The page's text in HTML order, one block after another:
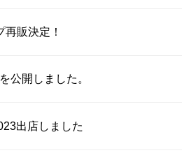
販決定！
公開しました。
出店しました